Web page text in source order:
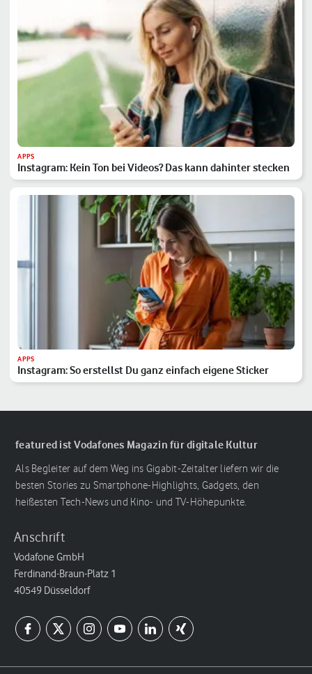
APPS
Instagram: Kein Ton bei Videos? Das kann dahinter stecken
APPS
Instagram: So erstellst Du ganz einfach eigene Sticker
featured ist Vodafones Magazin für digitale Kultur
Als Begleiter auf dem Weg ins Gigabit-Zeitalter liefern wir die
besten Stories zu Smartphone-Highlights, Gadgets, den
heißesten Tech-News und Kino- und TV-Höhepunkte.
Anschrift
Vodafone GmbH
Ferdinand-Braun-Platz 1
40549 Düsseldorf